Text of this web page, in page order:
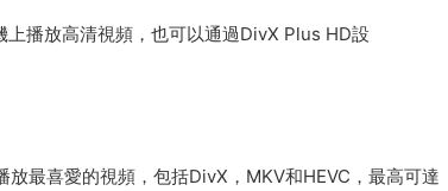
播放高清視頻，也可以通過DivX Plus HD設
最喜愛的視頻，包括DivX，MKV和HEVC，最高可達